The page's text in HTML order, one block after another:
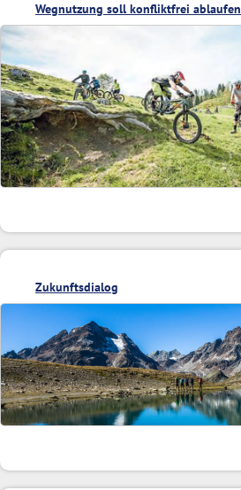
Wegnutzung soll konfliktfrei ablaufen
Zukunftsdialog